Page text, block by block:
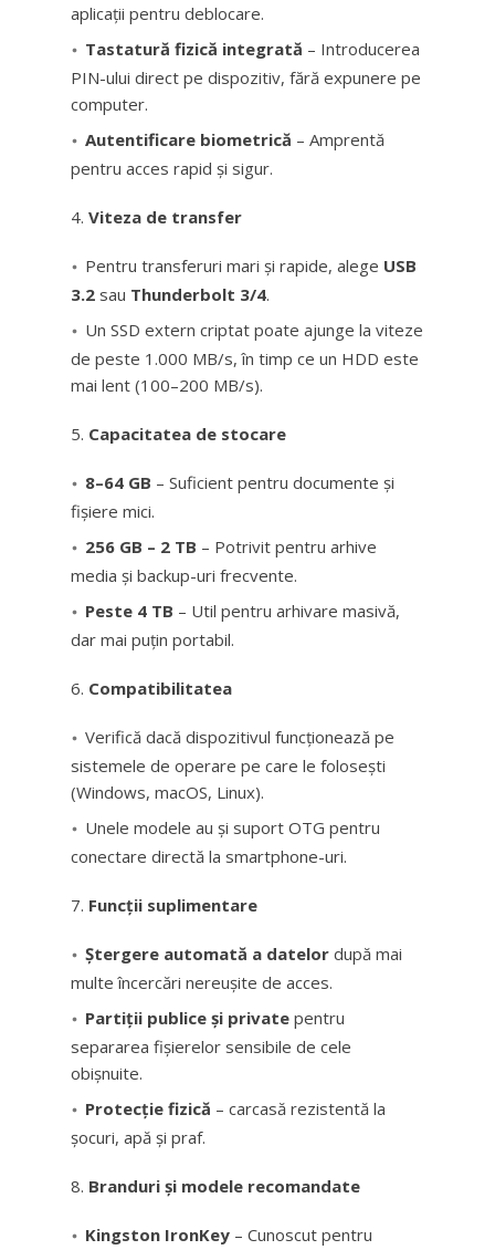
aplicații pentru deblocare.
Tastatură fizică integrată – Introducerea
PIN-ului direct pe dispozitiv, fără expunere pe
computer.
Autentificare biometrică – Amprentă
pentru acces rapid și sigur.
Viteza de transfer
Pentru transferuri mari și rapide, alege USB
3.2 sau Thunderbolt 3/4.
Un SSD extern criptat poate ajunge la viteze
de peste 1.000 MB/s, în timp ce un HDD este
mai lent (100–200 MB/s).
Capacitatea de stocare
8–64 GB – Suficient pentru documente și
fișiere mici.
256 GB – 2 TB – Potrivit pentru arhive
media și backup-uri frecvente.
Peste 4 TB – Util pentru arhivare masivă,
dar mai puțin portabil.
Compatibilitatea
Verifică dacă dispozitivul funcționează pe
sistemele de operare pe care le folosești
(Windows, macOS, Linux).
Unele modele au și suport OTG pentru
conectare directă la smartphone-uri.
Funcții suplimentare
Ștergere automată a datelor după mai
multe încercări nereușite de acces.
Partiții publice și private pentru
separarea fișierelor sensibile de cele
obișnuite.
Protecție fizică – carcasă rezistentă la
șocuri, apă și praf.
Branduri și modele recomandate
Kingston IronKey – Cunoscut pentru